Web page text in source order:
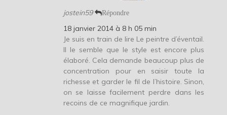
jostein59 Répondre
18 janvier 2014 à 8 h 05 min
Je suis en train de lire Le peintre d’éventail.
Il le semble que le style est encore plus
élaboré. Cela demande beaucoup plus de
concentration pour en saisir toute la
richesse et garder le fil de l’histoire. Sinon,
on se laisse facilement perdre dans les
recoins de ce magnifique jardin.